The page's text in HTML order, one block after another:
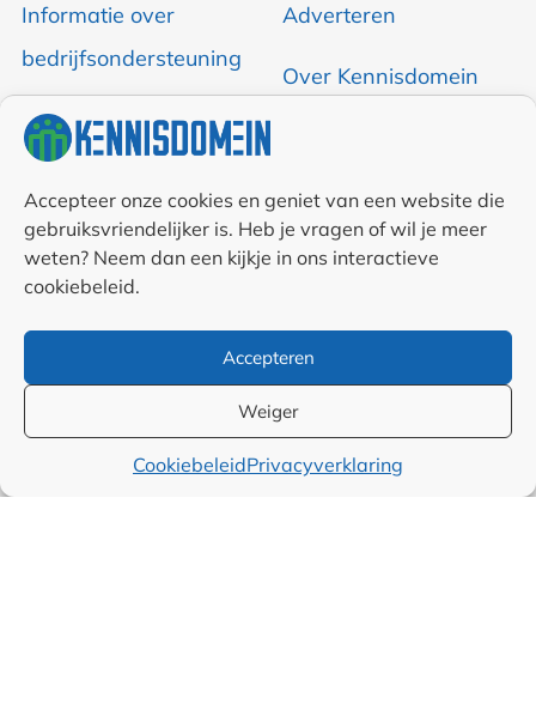
Accepteer onze cookies en geniet van een website die
gebruiksvriendelijker is. Heb je vragen of wil je meer
weten? Neem dan een kijkje in ons interactieve
cookiebeleid.
Accepteren
Weiger
CookiebeleidPrivacyverklaring
Informatie over
bedrijfsondersteuning
Adverteren
Over Kennisdomein
RSS & Nieuwsfeed
Auteurs
linkpartners
Algemene
voorwaarden